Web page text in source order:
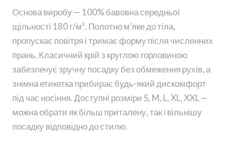
Основа виробу — 100% бавовна середньої
щільності 180 г/м². Полотно м’яке до тіла,
пропускає повітря і тримає форму після численних
прань. Класичний крій з круглою горловиною
забезпечує зручну посадку без обмеження рухів, а
знімна етикетка прибирає будь-який дискомфорт
під час носіння. Доступні розміри S, M, L, XL, XXL —
можна обрати як більш приталену, так і вільнішу
посадку відповідно до стилю.